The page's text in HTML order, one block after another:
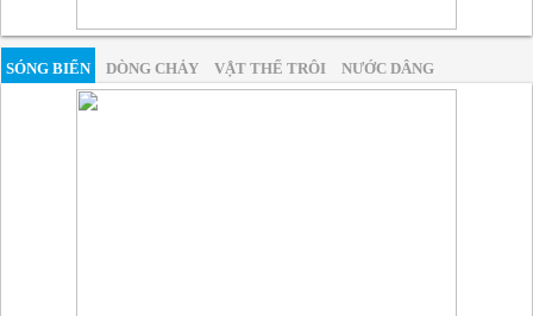
SÓNG BIỂN DÒNG CHẢY VẬT THỂ TRÔI NƯỚC DÂNG